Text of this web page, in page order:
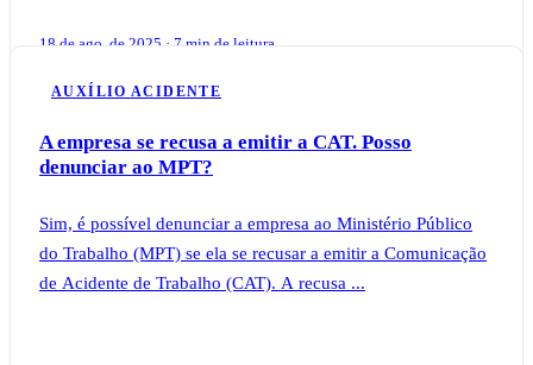
18 de ago. de 2025 · 7 min de leitura
AUXÍLIO ACIDENTE
A empresa se recusa a emitir a CAT. Posso
denunciar ao MPT?
Sim, é possível denunciar a empresa ao Ministério Público
do Trabalho (MPT) se ela se recusar a emitir a Comunicação
de Acidente de Trabalho (CAT). A recusa ...